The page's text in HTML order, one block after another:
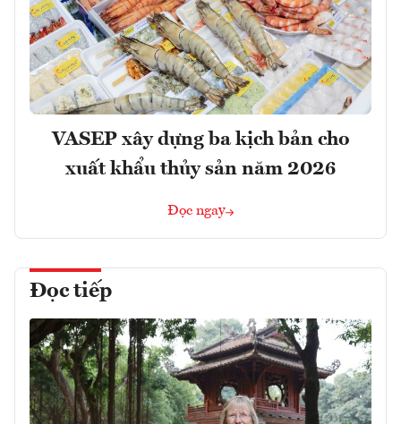
VASEP xây dựng ba kịch bản cho
xuất khẩu thủy sản năm 2026
Đọc ngay
Đọc tiếp